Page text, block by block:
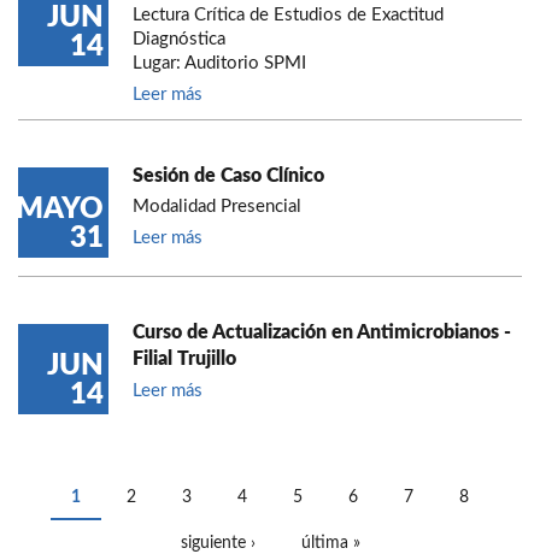
JUN
14
Lectura Crítica de Estudios de Exactitud
Diagnóstica
Lugar: Auditorio SPMI
Leer más
MAYO
31
Sesión de Caso Clínico
Modalidad Presencial
Leer más
JUN
14
Curso de Actualización en Antimicrobianos -
Filial Trujillo
Leer más
PÁGINAS
1 2 3 4 5 6 7 8
siguiente › última »